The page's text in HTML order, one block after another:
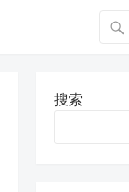
搜索